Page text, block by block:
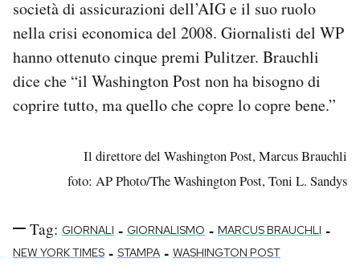
società di assicurazioni dell’AIG e il suo ruolo
nella crisi economica del 2008. Giornalisti del WP
hanno ottenuto cinque premi Pulitzer. Brauchli
dice che “il Washington Post non ha bisogno di
coprire tutto, ma quello che copre lo copre bene.”
Il direttore del Washington Post, Marcus Brauchli
foto: AP Photo/The Washington Post, Toni L. Sandys
Tag: GIORNALI - GIORNALISMO - MARCUS BRAUCHLI -
NEW YORK TIMES - STAMPA - WASHINGTON POST